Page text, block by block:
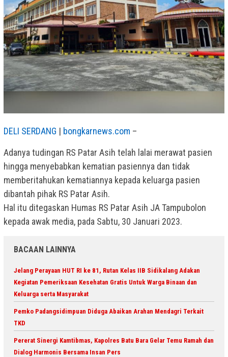
DELI SERDANG | bongkarnews.com –
Adanya tudingan RS Patar Asih telah lalai merawat pasien
hingga menyebabkan kematian pasiennya dan tidak
memberitahukan kematiannya kepada keluarga pasien
dibantah pihak RS Patar Asih.
Hal itu ditegaskan Humas RS Patar Asih JA Tampubolon
kepada awak media, pada Sabtu, 30 Januari 2023.
BACAAN LAINNYA
Jelang Perayaan HUT RI ke 81, Rutan Kelas IIB Sidikalang Adakan
Kegiatan Pemeriksaan Kesehatan Gratis Untuk Warga Binaan dan
Keluarga serta Masyarakat
Pemko Padangsidimpuan Diduga Abaikan Arahan Mendagri Terkait
TKD
Pererat Sinergi Kamtibmas, Kapolres Batu Bara Gelar Temu Ramah dan
Dialog Harmonis Bersama Insan Pers